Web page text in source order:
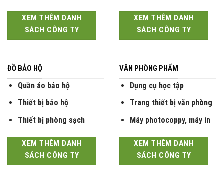
XEM THÊM DANH
SÁCH CÔNG TY
XEM THÊM DANH
SÁCH CÔNG TY
ĐỒ BẢO HỘ
Quần áo bảo hộ
Thiết bị bảo hộ
Thiết bị phòng sạch
XEM THÊM DANH
SÁCH CÔNG TY
VĂN PHÒNG PHẨM
Dụng cụ học tập
Trang thiết bị văn phòng
Máy photocoppy, máy in
XEM THÊM DANH
SÁCH CÔNG TY